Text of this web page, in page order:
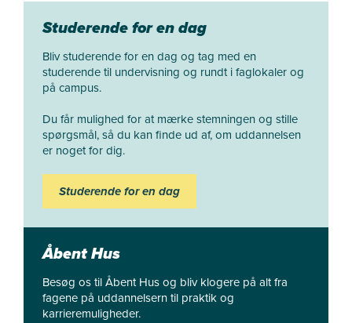
Studerende for en dag
Bliv studerende for en dag og tag med en
studerende til undervisning og rundt i faglokaler og
på campus.
Du får mulighed for at mærke stemningen og stille
spørgsmål, så du kan finde ud af, om uddannelsen
er noget for dig.
Studerende for en dag
Åbent Hus
Besøg os til Åbent Hus og bliv klogere på alt fra
fagene på uddannelsern til praktik og
karrieremuligheder.